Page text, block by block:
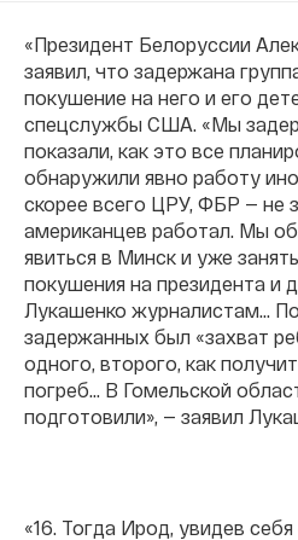
«Президент Белоруссии
заявил, что задержана
покушение на него и его
спецслужбы США. «Мы
показали, как это все
обнаружили явно работу
скорее всего ЦРУ, ФБР — не
американцев работал. Мы
явиться в Минск и уже
покушения на президента и
Лукашенко журналистам…
задержанных был «захват
одного, второго, как
погреб… В Гомельской
подготовили», — заявил
«16. Тогда Ирод, увидев